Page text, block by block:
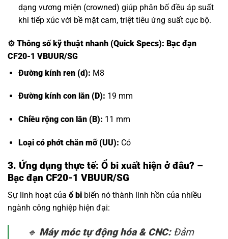
dạng vương miện (crowned) giúp phân bố đều áp suất
khi tiếp xúc với bề mặt cam, triệt tiêu ứng suất cục bộ.
⚙️ Thông số kỹ thuật nhanh (Quick Specs): Bạc đạn
CF20-1 VBUUR/SG
Đường kính ren (d): M8
Đường kính con lăn (D): 19 mm
Chiều rộng con lăn (B): 11 mm
Loại có phớt chắn mỡ (UU): Có
3. Ứng dụng thực tế: Ổ bi xuất hiện ở đâu? –
Bạc đạn CF20-1 VBUUR/SG
Sự linh hoạt của ổ bi biến nó thành linh hồn của nhiều
ngành công nghiệp hiện đại:
🔹 Máy móc tự động hóa & CNC:Đảm